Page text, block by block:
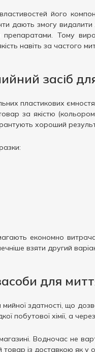
його
дають змогу
Тому
навіть за частого
засіб
пластикових
за якістю
хороший
економно
взяти другий
для
здатності, що
побутової хімії, а
Водночас не
із доставкою як у